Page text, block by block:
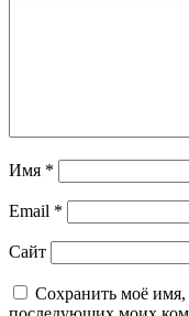
Имя *
Email *
Сайт
Сохранить моё имя,